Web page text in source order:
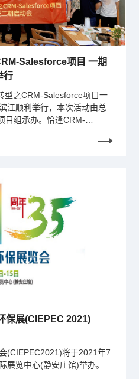
Salesforce项目 一期
行
型之CRM-Salesforce项目一
江顺利举行，本次活动由总
目组承办。恰逢CRM-
售模块为主）上线一周年，二
式启动之际，集思广益、分
保展(CIEPEC 2021)
(CIEPEC2021)将于2021年7
展览中心(静安庄馆)举办。